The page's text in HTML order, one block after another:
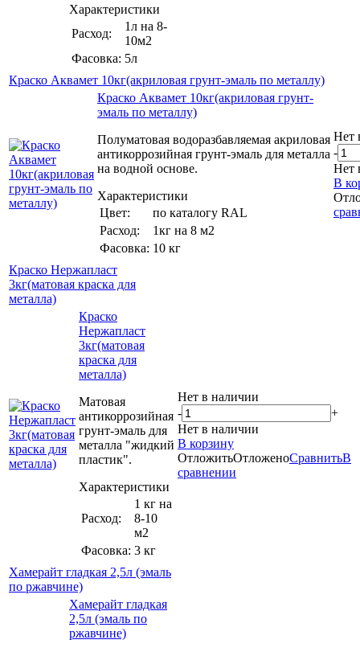
Характеристики
Расход:
1л на 8-
10м2
Фасовка: 5л
Краско Аквамет 10кг(акриловая грунт-эмаль по металлу)
Краско Аквамет 10кг(акриловая грунт-
эмаль по металлу)
Полуматовая водоразбавляемая акриловая
антикоррозийная грунт-эмаль для металла
на водной основе.
Характеристики
Цвет:
по каталогу RAL
Расход:
1кг на 8 м2
Фасовка: 10 кг
Нет
-
Нет
В
Краско Нержапласт
3кг(матовая краска для
металла)
Краско
Нержапласт
3кг(матовая
краска для
металла)
Матовая
антикоррозийная
грунт-эмаль для
металла "жидкий
пластик".
Характеристики
Расход:
1 кг на
8-10
м2
Фасовка: 3 кг
Нет в наличии
-
+
Нет в наличии
В корзину
ОтложитьОтложеноСравнитьВ
сравнении
Хамерайт гладкая 2,5л (эмаль
по ржавчине)
Хамерайт гладкая
2,5л (эмаль по
ржавчине)